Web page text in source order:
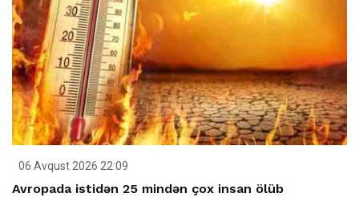
06 Avqust 2026 22:09
Avropada istidən 25 mindən çox insan ölüb